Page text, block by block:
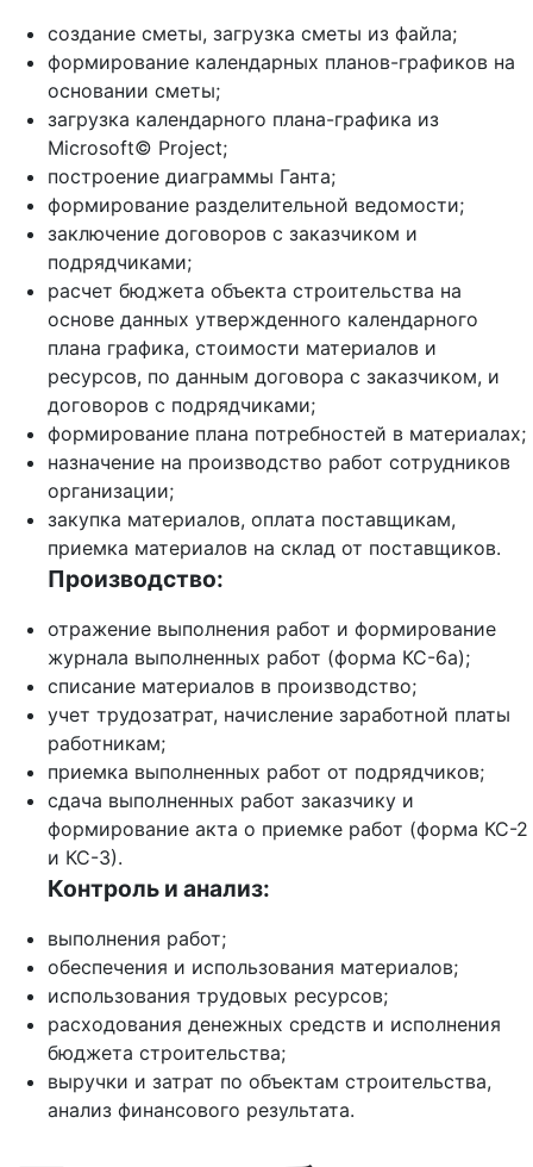
создание сметы, загрузка сметы из файла;
формирование календарных планов-графиков на
основании сметы;
загрузка календарного плана-графика из
Microsoft© Project;
построение диаграммы Ганта;
формирование разделительной ведомости;
заключение договоров с заказчиком и
подрядчиками;
расчет бюджета объекта строительства на
основе данных утвержденного календарного
плана графика, стоимости материалов и
ресурсов, по данным договора с заказчиком, и
договоров с подрядчиками;
формирование плана потребностей в материалах;
назначение на производство работ сотрудников
организации;
закупка материалов, оплата поставщикам,
приемка материалов на склад от поставщиков.
Производство:
отражение выполнения работ и формирование
журнала выполненных работ (форма КС-6а);
списание материалов в производство;
учет трудозатрат, начисление заработной платы
работникам;
приемка выполненных работ от подрядчиков;
сдача выполненных работ заказчику и
формирование акта о приемке работ (форма КС-2
и КС-3).
Контроль и анализ:
выполнения работ;
обеспечения и использования материалов;
использования трудовых ресурсов;
расходования денежных средств и исполнения
бюджета строительства;
выручки и затрат по объектам строительства,
анализ финансового результата.